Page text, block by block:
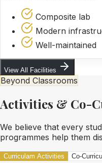
Composite lab
Modern
Well-maintained
View All Facilities
Beyond Classrooms
Activities & Co-
We believe that every
programmes help them
Curriculam Activities Co-